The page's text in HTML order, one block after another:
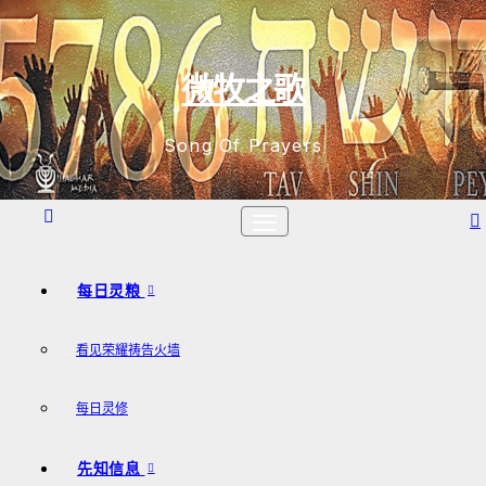
跳
至
内
容
微牧之歌
Song Of Prayers
每日灵粮
看见荣耀祷告火墙
每日灵修
先知信息